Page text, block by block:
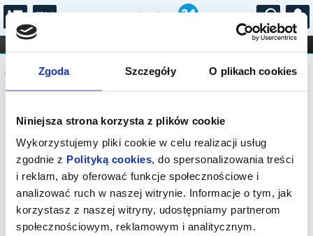
Zgoda Szczegóły O plikach cookies
Niniejsza strona korzysta z plików cookie
Wykorzystujemy pliki cookie w celu realizacji usług
zgodnie z Polityką cookies, do spersonalizowania treści
i reklam, aby oferować funkcje społecznościowe i
analizować ruch w naszej witrynie. Informacje o tym, jak
korzystasz z naszej witryny, udostępniamy partnerom
społecznościowym, reklamowym i analitycznym.
...
FILHARMONIA OPERA I BALET
STAND-UP
DLA DZIECI
Komunikat
Sprzedaż biletów on-line na wydarzenie
została zakończona.